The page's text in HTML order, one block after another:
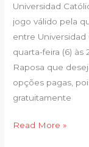
Universidad
jogo válido pela
entre
quarta-feira (6) às
Raposa que
opções pagas,
gratuitamente
Católica
x
Cruzeiro
ao
vivo
hoje
Read More »